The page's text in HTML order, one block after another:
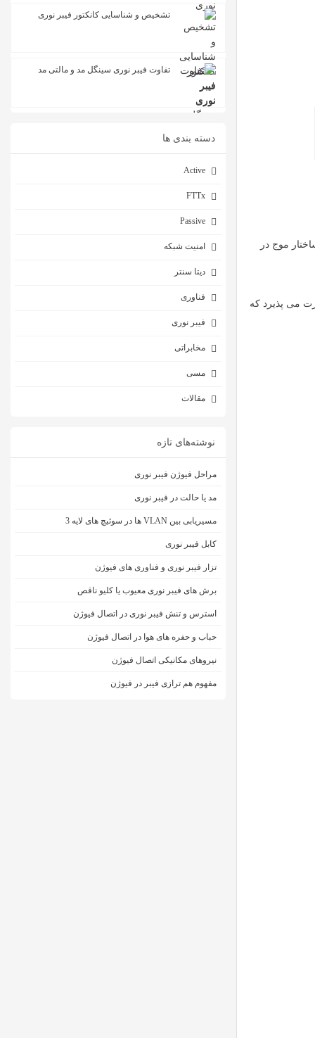
موج در
می پذیرد که
تشخیص و شناسایی کانکتور فیبر نوری
تفاوت فیبر نوری سینگل مد و مالتی مد
دسته بندی ها
Active
FTTx
Passive
امنیت شبکه
دیتا سنتر
فناوری
فیبر نوری
مخابراتی
مسی
مقالات
نوشته‌های تازه
مراحل فیوژن فیبر نوری
مد یا حالت در فیبر نوری
مسیریابی بین VLAN ها در سوئیچ های لایه 3
کابل فیبر نوری
تزار فیبر نوری و فناوری های فیوژن
برش های فیبر نوری معیوب یا کلیو ناقص
استرس و تنش فیبر نوری در اتصال فیوژن
حباب و حفره‌ های هوا در اتصال فیوژن
نیروهای مکانیکی اتصال فیوژن
مفهوم هم ترازی فیبر در فیوژن